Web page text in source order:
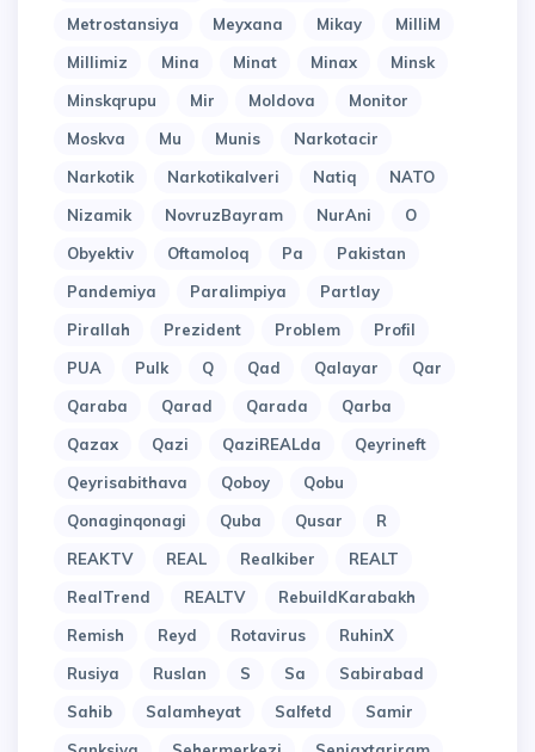
Metrostansiya
Meyxana Mikay
MilliM
Millimiz
Mina Minat Minax
Minsk
Minskqrupu
Mir Moldova
Monitor
Moskva
Mu Munis
Narkotacir
Narkotik
Narkotikalveri Natiq
NATO
Nizamik
NovruzBayram NurAni
O
Obyektiv
Oftamoloq Pa
Pakistan
Pandemiya
Paralimpiya
Partlay
Pirallah
Prezident Problem
Profil
PUA
Pulk Q Qad Qalayar
Qar
Qaraba
Qarad Qarada
Qarba
Qazax
Qazi QaziREALda
Qeyrineft
Qeyrisabithava
Qoboy
Qobu
Qonaginqonagi
Quba Qusar
R
REAKTV
REAL Realkiber
REALT
RealTrend
REALTV
RebuildKarabakh
Remish
Reyd Rotavirus
RuhinX
Rusiya
Ruslan S Sa
Sabirabad
Sahib
Salamheyat Salfetd
Samir